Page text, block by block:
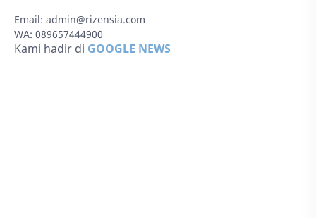
Email: admin@rizensia.com
WA: 089657444900
Kami hadir di GOOGLE NEWS